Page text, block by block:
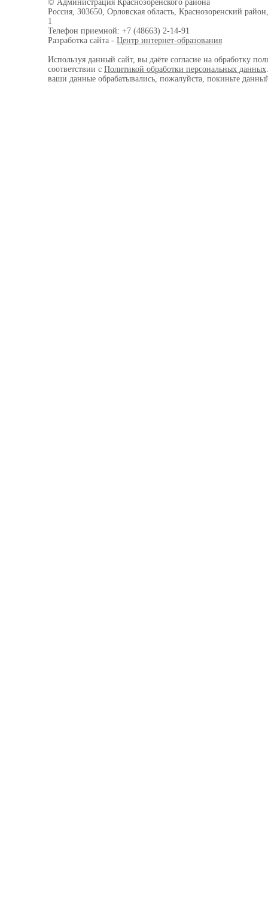
© Администрация Краснозоренского района
Россия, 303650, Орловская область, Краснозоренский
1
Телефон приемной: +7 (48663) 2-14-91
Разработка сайта - Центр интернет-образования
Используя данный сайт, вы даёте согласие на обработку
соответствии с Политикой обработки персональных данных
ваши данные обрабатывались, пожалуйста, покиньте